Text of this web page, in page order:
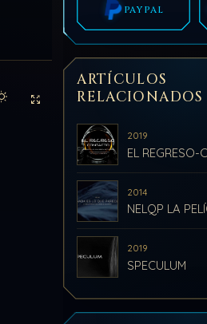
Activar modo claro de lectura
Sin distracciones
PAYPAL
ARTÍCULOS
RELACIONADOS
2019
EL REGRESO-
2014
NELQP LA
2019
SPECULUM